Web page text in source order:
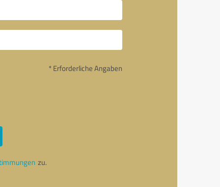
* Erforderliche Angaben
zu.